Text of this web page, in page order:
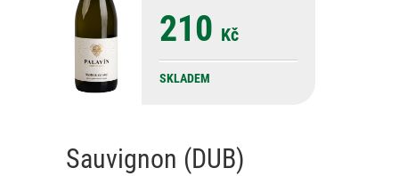
210 Kč
SKLADEM
Sauvignon (DUB)